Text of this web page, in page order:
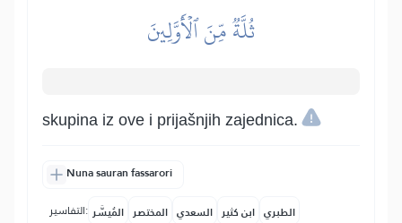
ثُلَّةٞ مِّنَ ٱلۡأَوَّلِينَ
skupina iz ove i prijašnjih zajednica.
Nuna sauran fassarori
التفاسير: المُيسَّر المختصر السعدي ابن كثير الطبري